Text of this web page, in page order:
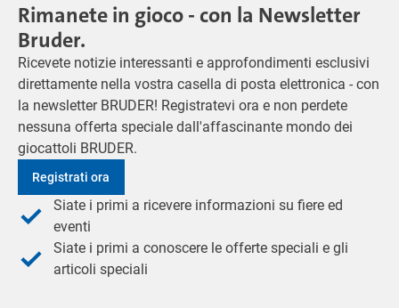
Rimanete in gioco - con la Newsletter
Bruder.
Ricevete notizie interessanti e approfondimenti esclusivi
direttamente nella vostra casella di posta elettronica - con
la newsletter BRUDER! Registratevi ora e non perdete
nessuna offerta speciale dall'affascinante mondo dei
giocattoli BRUDER.
Registrati ora
Siate i primi a ricevere informazioni su fiere ed
eventi
Siate i primi a conoscere le offerte speciali e gli
articoli speciali